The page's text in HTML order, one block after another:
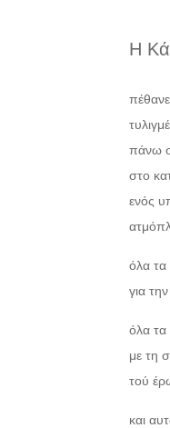
Η
πάνω
στο
ενός
όλα τα
για
όλα τα
με τη
τού
και